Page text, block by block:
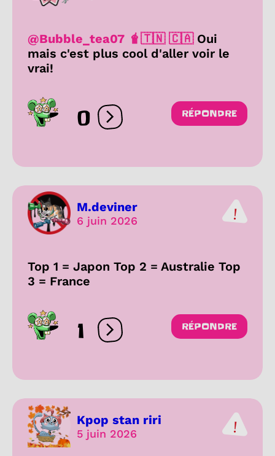
@Bubble_tea07 🧋🇹🇳 🇨🇦Oui
mais c'est plus cool d'aller voir le
vrai!
0 Ouvrir les réactions
RÉPONDRE
M.deviner
6 juin 2026
Top 1 = Japon Top 2 = Australie Top
3 = France
1 Ouvrir les réactions
RÉPONDRE
Kpop stan riri
5 juin 2026